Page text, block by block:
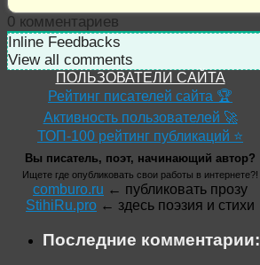
0 комментариев
Inline Feedbacks
View all comments
ПОЛЬЗОВАТЕЛИ САЙТА
Рейтинг писателей сайта 🏆
Активность пользователей 🚀
ТОП-100 рейтинг публикаций ⭐
Вы писатель, поэт, начинающий автор?
Ищете где опубликовать свои работы в интернете?!
comburo.ru ← публиковать прозу
StihiRu.pro ← здесь поэзия и стихи
Последние комментарии: